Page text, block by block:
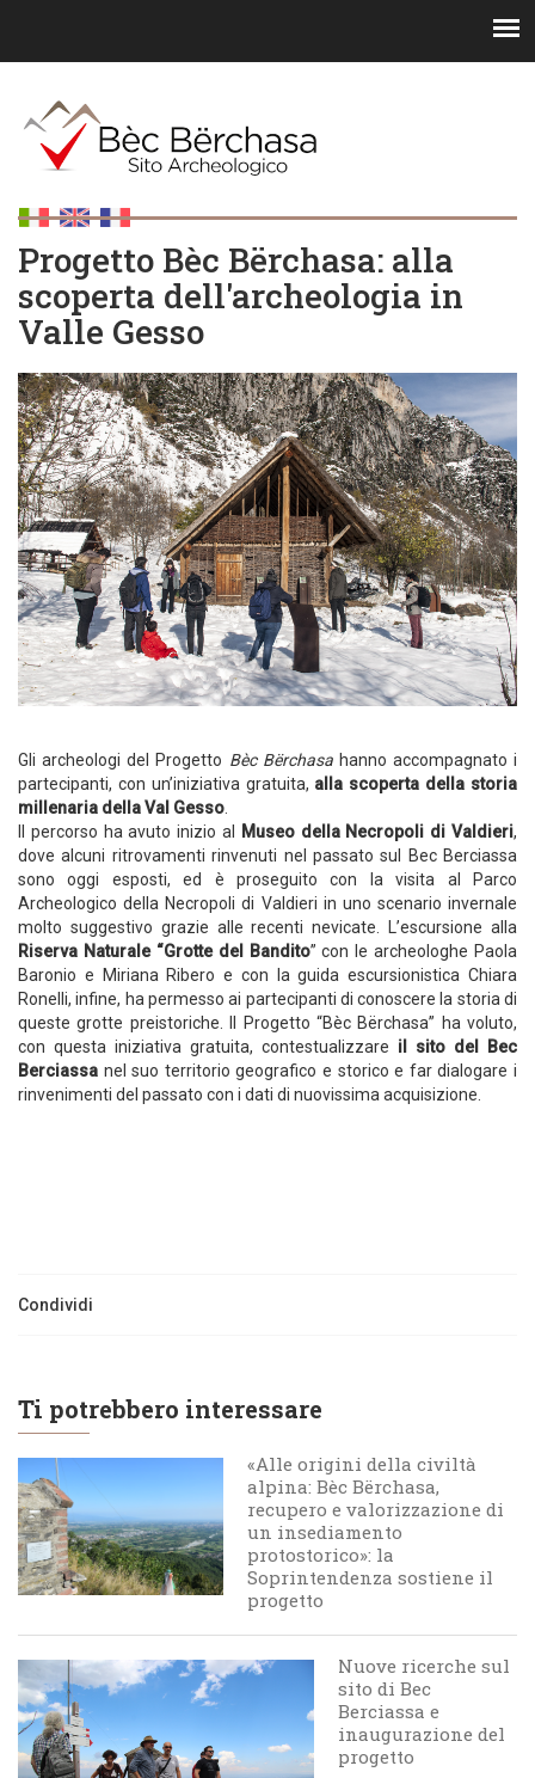
Progetto Bèc Bërchasa: alla
scoperta dell'archeologia in
Valle Gesso
Gli archeologi del Progetto Bèc Bërchasahanno accompagnato i
partecipanti, con un’iniziativa gratuita, alla scoperta della storia
millenaria della Val Gesso
Il percorso ha avuto inizio al
Museo della Necropoli di Valdieri,
dove alcuni ritrovamenti rinvenuti nel passato sul Bec Berciassa
sono oggi esposti, ed è proseguito con la visita al Parco
Archeologico della Necropoli di Valdieri in uno scenario invernale
molto suggestivo grazie alle recenti nevicate. L’escursione alla
Riserva Naturale “Grotte del Bandito” con le archeologhe Paola
Baronio e Miriana Ribero e con la guida escursionistica Chiara
Ronelli, infine, ha permesso ai partecipanti di conoscere la storia di
queste grotte preistoriche. Il Progetto “Bèc Bërchasa” ha voluto,
con questa iniziativa gratuita, contestualizzare il sito del Bec
Berciassa nel suo territorio geografico e storico e far dialogare i
rinvenimenti del passato con i dati di nuovissima acquisizione.
Condividi
Ti potrebbero interessare
«Alle origini della civiltà
alpina: Bèc Bërchasa,
recupero e valorizzazione di
un insediamento
protostorico»: la
Soprintendenza sostiene il
progetto
Nuove ricerche sul
sito di Bec
Berciassa e
inaugurazione del
progetto